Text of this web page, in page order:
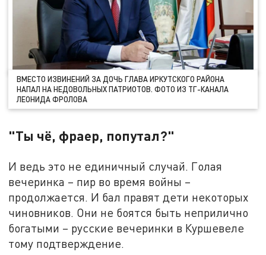
ВМЕСТО ИЗВИНЕНИЙ ЗА ДОЧЬ ГЛАВА ИРКУТСКОГО РАЙОНА
НАПАЛ НА НЕДОВОЛЬНЫХ ПАТРИОТОВ. ФОТО ИЗ ТГ-КАНАЛА
ЛЕОНИДА ФРОЛОВА
"Ты чё, фраер, попутал?"
И ведь это не единичный случай. Голая
вечеринка – пир во время войны –
продолжается. И бал правят дети некоторых
чиновников. Они не боятся быть неприлично
богатыми – русские вечеринки в Куршевеле
тому подтверждение.